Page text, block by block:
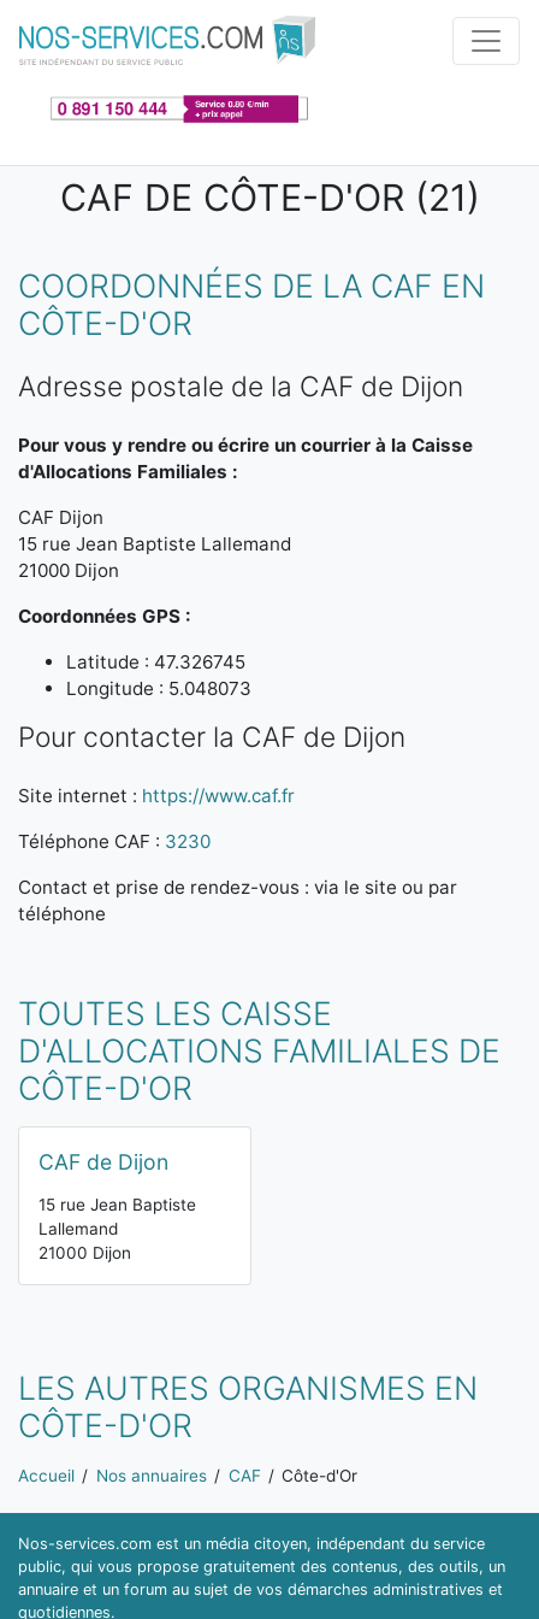
Aller au contenu principal
CAF DE CÔTE-D'OR (21)
COORDONNÉES DE LA CAF EN
CÔTE-D'OR
Adresse postale de la CAF de Dijon
Pour vous y rendre ou écrire un courrier à la Caisse
d'Allocations Familiales :
CAF Dijon
15 rue Jean Baptiste Lallemand
21000 Dijon
Coordonnées GPS :
Latitude : 47.326745
Longitude : 5.048073
Pour contacter la CAF de Dijon
Site internet : https://www.caf.fr
Téléphone CAF : 3230
Contact et prise de rendez-vous : via le site ou par
téléphone
TOUTES LES CAISSE
D'ALLOCATIONS FAMILIALES DE
CÔTE-D'OR
CAF de Dijon
15 rue Jean Baptiste
Lallemand
21000 Dijon
LES AUTRES ORGANISMES EN
CÔTE-D'OR
Vous êtes ici:
Accueil Nos annuaires CAF Côte-d'Or
Nos-services.com est un média citoyen, indépendant du service
public, qui vous propose gratuitement des contenus, des outils, un
annuaire et un forum au sujet de vos démarches administratives et
quotidiennes.